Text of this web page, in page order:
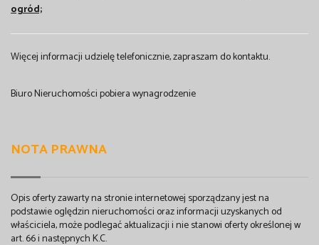
ogród;
Więcej informacji udzielę telefonicznie, zapraszam do kontaktu.
Biuro Nieruchomości pobiera wynagrodzenie
NOTA PRAWNA
Opis oferty zawarty na stronie internetowej sporządzany jest na
podstawie oględzin nieruchomości oraz informacji uzyskanych od
właściciela, może podlegać aktualizacji i nie stanowi oferty określonej w
art. 66 i następnych K.C.